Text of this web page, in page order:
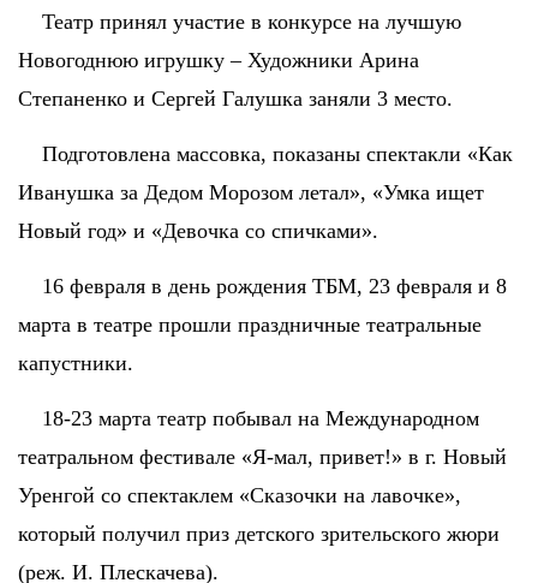
Театр принял участие в конкурсе на лучшую
Новогоднюю игрушку – Художники Арина
Степаненко и Сергей Галушка заняли 3 место.
Подготовлена массовка, показаны спектакли «Как
Иванушка за Дедом Морозом летал», «Умка ищет
Новый год» и «Девочка со спичками».
16 февраля в день рождения ТБМ, 23 февраля и 8
марта в театре прошли праздничные театральные
капустники.
18-23 марта театр побывал на Международном
театральном фестивале «Я-мал, привет!» в г. Новый
Уренгой со спектаклем «Сказочки на лавочке»,
который получил приз детского зрительского жюри
(реж. И. Плескачева).